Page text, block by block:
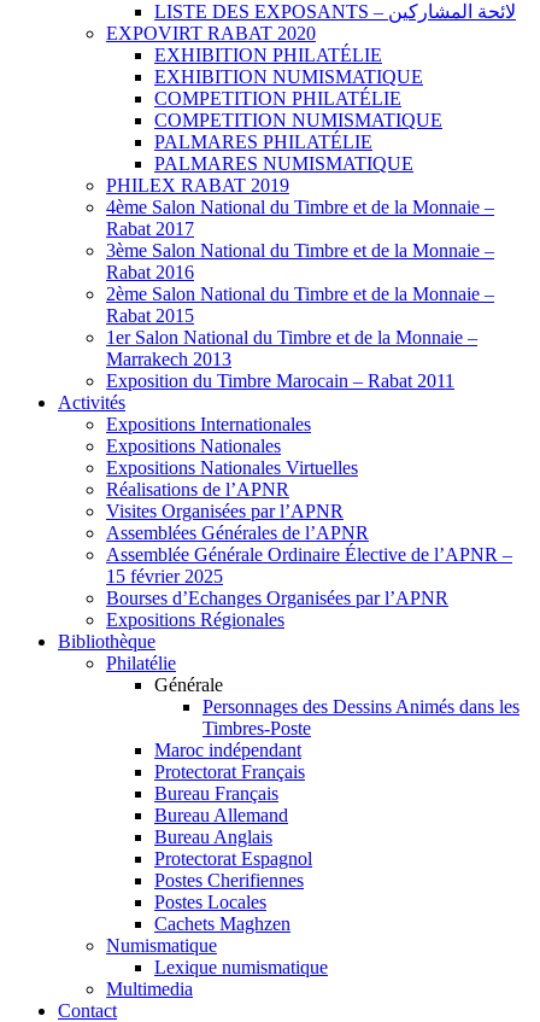
LISTE DES EXPOSANTS – لائحة المشاركين
EXPOVIRT RABAT 2020
EXHIBITION PHILATÉLIE
EXHIBITION NUMISMATIQUE
COMPETITION PHILATÉLIE
COMPETITION NUMISMATIQUE
PALMARES PHILATÉLIE
PALMARES NUMISMATIQUE
PHILEX RABAT 2019
4ème Salon National du Timbre et de la Monnaie –
Rabat 2017
3ème Salon National du Timbre et de la Monnaie –
Rabat 2016
2ème Salon National du Timbre et de la Monnaie –
Rabat 2015
1er Salon National du Timbre et de la Monnaie –
Marrakech 2013
Exposition du Timbre Marocain – Rabat 2011
Activités
Expositions Internationales
Expositions Nationales
Expositions Nationales Virtuelles
Réalisations de l’APNR
Visites Organisées par l’APNR
Assemblées Générales de l’APNR
Assemblée Générale Ordinaire Élective de l’APNR –
15 février 2025
Bourses d’Echanges Organisées par l’APNR
Expositions Régionales
Bibliothèque
Philatélie
Générale
Personnages des Dessins Animés dans les
Timbres-Poste
Maroc indépendant
Protectorat Français
Bureau Français
Bureau Allemand
Bureau Anglais
Protectorat Espagnol
Postes Cherifiennes
Postes Locales
Cachets Maghzen
Numismatique
Lexique numismatique
Multimedia
Contact